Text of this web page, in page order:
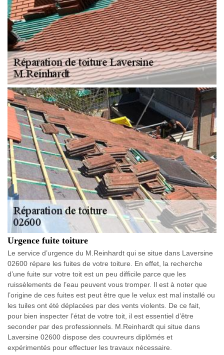
Urgence fuite toiture
Le service d’urgence du M.Reinhardt qui se situe dans Laversine
02600 répare les fuites de votre toiture. En effet, la recherche
d’une fuite sur votre toit est un peu difficile parce que les
ruissèlements de l’eau peuvent vous tromper. Il est à noter que
l’origine de ces fuites est peut être que le velux est mal installé ou
les tuiles ont été déplacées par des vents violents. De ce fait,
pour bien inspecter l’état de votre toit, il est essentiel d’être
seconder par des professionnels. M.Reinhardt qui situe dans
Laversine 02600 dispose des couvreurs diplômés et
expérimentés pour effectuer les travaux nécessaire.